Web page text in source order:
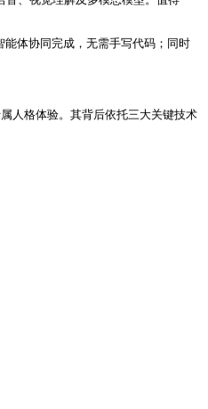
体协同完成，无需手写代码；同时
人格体验。其背后依托三大关键技术